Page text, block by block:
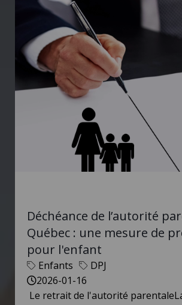
Déchéance de l’autorité
Québec : une mesure de
pour l'enfant
Enfants
DPJ
2026-01-16
Le retrait de l'autorité